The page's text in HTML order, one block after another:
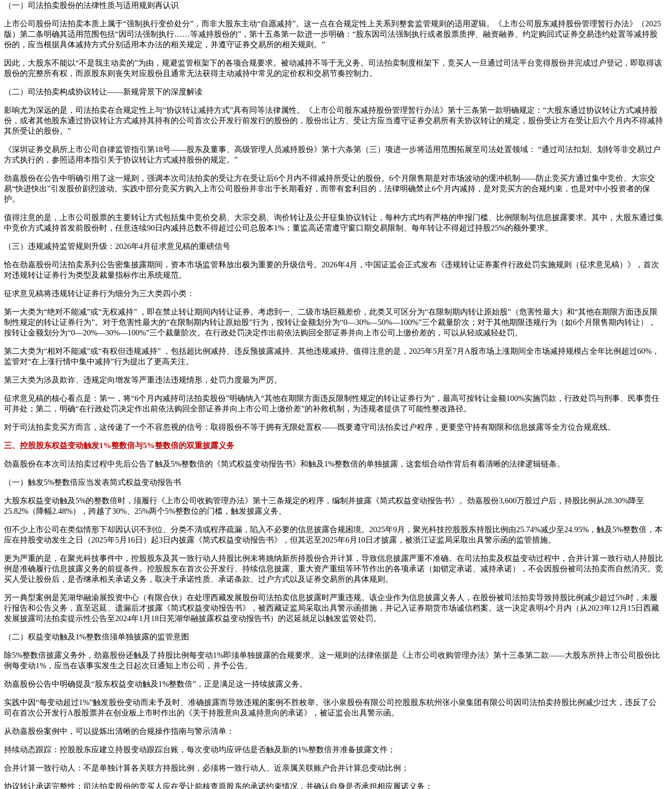
（一）司法拍卖股份的法律性质与适用规则再认识
上市公司股份司法拍卖本质上属于“强制执行变价处分”，而非大股东主动“自愿减持”。这一点在合规定性上关系到整套监管规则的适用逻辑。《上市公司股东减持股份管理暂行办法》（2025
版）第二条明确其适用范围包括“因司法强制执行……等减持股份的”，第十五条第一款进一步明确：“股东因司法强制执行或者股票质押、融资融券、约定购回式证券交易违约处置等减持股
份的，应当根据具体减持方式分别适用本办法的相关规定，并遵守证券交易所的相关规则。”
因此，大股东不能以“不是我主动卖的”为由，规避监管框架下的各项合规要求。被动减持不等于无义务。司法拍卖制度框架下，竞买人一旦通过司法平台竞得股份并完成过户登记，即取得该
股份的完整所有权，而原股东则丧失对应股份且通常无法获得主动减持中常见的定价权和交易节奏控制力。
（二）司法拍卖构成协议转让——新规背景下的深度解读
影响尤为深远的是，司法拍卖在合规定性上与“协议转让减持方式”具有同等法律属性。《上市公司股东减持股份管理暂行办法》第十三条第一款明确规定：“大股东通过协议转让方式减持股
份，或者其他股东通过协议转让方式减持其持有的公司首次公开发行前发行的股份的，股份出让方、受让方应当遵守证券交易所有关协议转让的规定，股份受让方在受让后六个月内不得减持
其所受让的股份。”
《深圳证券交易所上市公司自律监管指引第18号——股东及董事、高级管理人员减持股份》第十六条第（三）项进一步将适用范围拓展至司法处置领域： “通过司法扣划、划转等非交易过户
方式执行的，参照适用本指引关于协议转让方式减持股份的规定。”
劲嘉股份在公告中明确引用了这一规则，强调本次司法拍卖的受让方在受让后6个月内不得减持所受让的股份。6个月限售期是对市场波动的缓冲机制——防止竞买方通过集中竞价、大宗交
易“快进快出”引发股价剧烈波动。实践中部分竞买方购入上市公司股份并非出于长期看好，而带有套利目的，法律明确禁止6个月内减持，是对竞买方的合规约束，也是对中小投资者的保
护。
值得注意的是，上市公司股票的主要转让方式包括集中竞价交易、大宗交易、询价转让及公开征集协议转让，每种方式均有严格的申报门槛、比例限制与信息披露要求。其中，大股东通过集
中竞价方式减持首发前股份时，任意连续90日内减持总数不得超过公司总股本1%；董监高还需遵守窗口期交易限制、每年转让不得超过持股25%的额外要求。
（三）违规减持监管规则升级：2026年4月征求意见稿的重磅信号
恰在劲嘉股份司法拍卖系列公告密集披露期间，资本市场监管释放出极为重要的升级信号。2026年4月，中国证监会正式发布《违规转让证券案件行政处罚实施规则（征求意见稿）》，首次
对违规转让证券行为类型及裁量指标作出系统规范。
征求意见稿将违规转让证券行为细分为三大类四小类：
第一大类为“绝对不能减”或“无权减持” ，即在禁止转让期间内转让证券。考虑到一、二级市场巨额差价，此类又可区分为“在限制期内转让原始股”（危害性最大）和“其他在期限方面违反限
制性规定的转让证券行为”。对于危害性最大的“在限制期内转让原始股”行为，按转让金额划分为“0—30%—50%—100%”三个裁量阶次；对于其他期限违规行为（如6个月限售期内转让），
按转让金额划分为“0—20%—30%—100%”三个裁量阶次。在行政处罚决定作出前依法购回全部证券并向上市公司上缴价差的，可以从轻或减轻处罚。
第二大类为“相对不能减”或“有权但违规减持” ，包括超比例减持、违反预披露减持、其他违规减持。值得注意的是，2025年5月至7月A股市场上涨期间全市场减持规模占全年比例超过60%，
监管对“在上涨行情中集中减持”行为提出了更高关注。
第三大类为涉及欺诈、违规定向增发等严重违法违规情形，处罚力度最为严厉。
征求意见稿的核心看点是：第一，将“6个月内减持司法拍卖股份”明确纳入“其他在期限方面违反限制性规定的转让证券行为”，最高可按转让金额100%实施罚款，行政处罚与刑事、民事责任
可并处；第二，明确“在行政处罚决定作出前依法购回全部证券并向上市公司上缴价差”的补救机制，为违规者提供了可能性整改路径。
对于司法拍卖竞买方而言，这传递了一个不容忽视的信号：取得股份不等于拥有无限处置权——既要遵守司法拍卖过户程序，更要坚守持有期限和信息披露等全方位合规底线。
三、控股股东权益变动触发1%整数倍与5%整数倍的双重披露义务
劲嘉股份在本次司法拍卖过程中先后公告了触及5%整数倍的《简式权益变动报告书》和触及1%整数倍的单独披露，这套组合动作背后有着清晰的法律逻辑链条。
（一）触发5%整数倍应当发表简式权益变动报告书
大股东权益变动触及5%的整数倍时，须履行《上市公司收购管理办法》第十三条规定的程序，编制并披露《简式权益变动报告书》。劲嘉股份3,600万股过户后，持股比例从28.30%降至
25.82%（降幅2.48%），跨越了30%、25%两个5%整数位的门槛，触发披露义务。
但不少上市公司在类似情形下却因认识不到位、分类不清或程序疏漏，陷入不必要的信息披露合规困境。2025年9月，聚光科技控股股东持股比例由25.74%减少至24.95%，触及5%整数倍，本
应在持股变动发生之日（2025年5月16日）起3日内披露《简式权益变动报告书》，但其迟至2025年6月10日才披露，被浙江证监局采取出具警示函的监管措施。
更为严重的是，在聚光科技事件中，控股股东及其一致行动人持股比例未将姚纳新所持股份合并计算，导致信息披露严重不准确。在司法拍卖及权益变动过程中，合并计算一致行动人持股比
例是准确履行信息披露义务的前提条件。控股股东在首次公开发行、持续信息披露、重大资产重组等环节作出的各项承诺（如锁定承诺、减持承诺），不会因股份被司法拍卖而自然消灭。竞
买人受让股份后，是否继承相关承诺义务，取决于承诺性质、承诺条款、过户方式以及证券交易所的具体规则。
另一典型案例是芜湖华融渝展投资中心（有限合伙）在处理西藏发展股份司法拍卖信息披露时严重违规。该企业作为信息披露义务人，在股份被司法拍卖导致持股比例减少超过5%时，未履
行报告和公告义务，直至迟延、遗漏后才披露《简式权益变动报告书》，被西藏证监局采取出具警示函措施，并记入证券期货市场诚信档案。这一决定表明4个月内（从2023年12月15日西藏
发展披露司法拍卖提示性公告至2024年1月18日芜湖华融披露权益变动报告书）的迟延就足以触发监管处罚。
（二）权益变动触及1%整数倍须单独披露的监管意图
除5%整数倍披露义务外，劲嘉股份还触及了持股比例每变动1%即须单独披露的合规要求。这一规则的法律依据是《上市公司收购管理办法》第十三条第二款——大股东所持上市公司股份比
例每变动1%，应当在该事实发生之日起次日通知上市公司，并予公告。
劲嘉股份公告中明确提及“股东权益变动触及1%整数倍”，正是满足这一持续披露义务。
实践中因“每变动超过1%”触发股份变动而未予及时、准确披露而导致违规的案例不胜枚举。张小泉股份有限公司控股股东杭州张小泉集团有限公司因司法拍卖持股比例减少过大，违反了公
司在首次公开发行A股股票并在创业板上市时作出的《关于持股意向及减持意向的承诺》，被证监会出具警示函。
从劲嘉股份案例中，可以提炼出清晰的合规操作指南与警示清单：
持续动态跟踪：控股股东应建立持股变动跟踪台账，每次变动均应评估是否触及新的1%整数倍并准备披露文件；
合并计算一致行动人：不是单独计算各关联方持股比例，必须将一致行动人、近亲属关联账户合并计算总变动比例；
协议转让承诺完整性：司法拍卖股份的竞买人应在受让前核查原股东的承诺约束情况，并确认自身是否承担相应履诺义务；